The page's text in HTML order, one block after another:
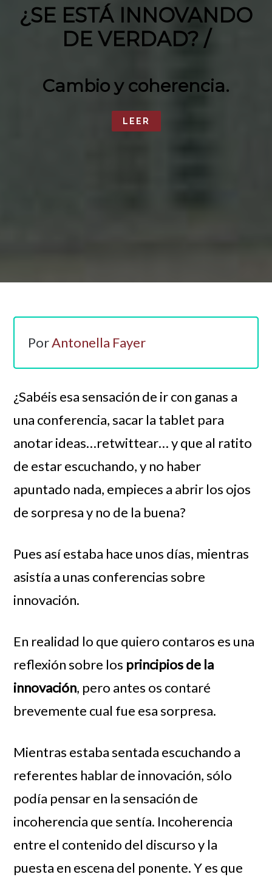
¿SE ESTÁ INNOVANDO
DE VERDAD? /
Cambio y coherencia.
LEER
PorAntonella Fayer
¿Sabéis esa sensación de ir con ganas a
una conferencia, sacar la tablet para
anotar ideas…retwittear… y que al ratito
de estar escuchando, y no haber
apuntado nada, empieces a abrir los ojos
de sorpresa y no de la buena?
Pues así estaba hace unos días, mientras
asistía a unas conferencias sobre
innovación.
En realidad lo que quiero contaros es una
reflexión sobre los principios de la
innovación, pero antes os contaré
brevemente cual fue esa sorpresa.
Mientras estaba sentada escuchando a
referentes hablar de innovación, sólo
podía pensar en la sensación de
incoherencia que sentía. Incoherencia
entre el contenido del discurso y la
puesta en escena del ponente. Y es que